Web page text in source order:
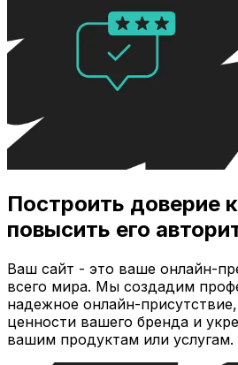
Построить доверие
повысить его
Ваш сайт - это ваше онлайн-
всего мира. Мы создадим
надежное онлайн-
ценности вашего бренда и
вашим продуктам или услугам.